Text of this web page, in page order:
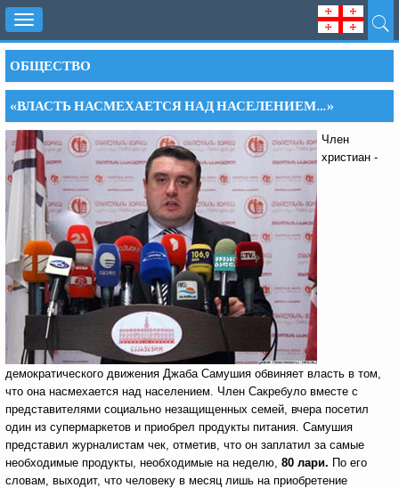
Toggle
navigation
ОБЩЕСТВО
«ВЛАСТЬ НАСМЕХАЕТСЯ НАД НАСЕЛЕНИЕМ…»
Член
христиан -
демократического движения Джаба Самушия обвиняет власть в том,
что она насмехается над населением. Член Сакребуло вместе с
представителями социально незащищенных семей, вчера посетил
один из супермаркетов и приобрел продукты питания. Самушия
представил журналистам чек, отметив, что он заплатил за самые
необходимые продукты, необходимые на неделю, 80 лари. По его
словам, выходит, что человеку в месяц лишь на приобретение